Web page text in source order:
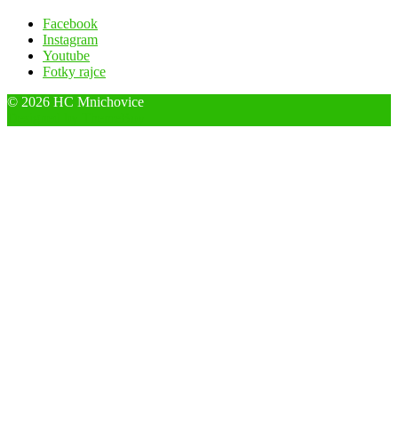
Facebook
Instagram
Youtube
Fotky rajce
© 2026 HC Mnichovice